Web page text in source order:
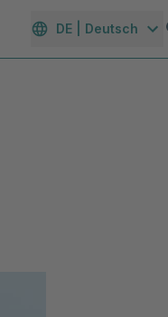
DE | Deutsch